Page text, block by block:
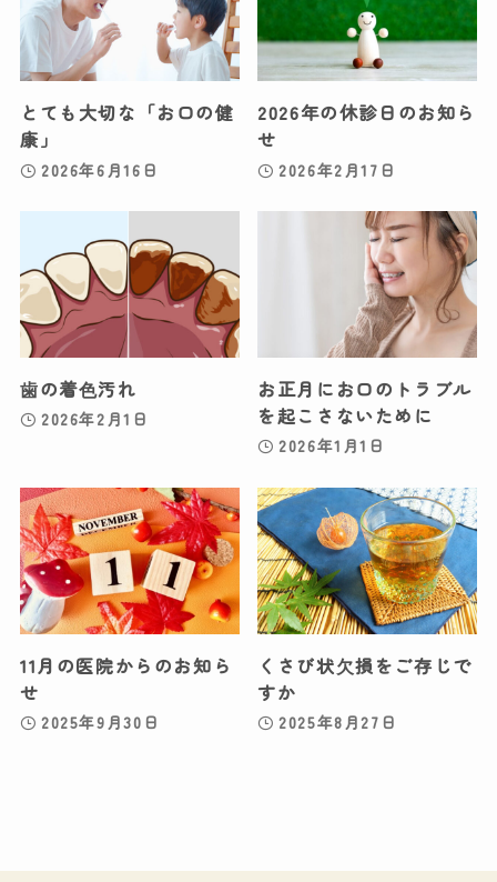
とても大切な「お口の健
康」
2026年6月16日
2026年の休診日のお知ら
せ
2026年2月17日
⻭の着⾊汚れ
2026年2月1日
お正月にお口のトラブル
を起こさないために
2026年1月1日
11月の医院からのお知ら
せ
2025年9月30日
くさび状⽋損をご存じで
すか
2025年8月27日